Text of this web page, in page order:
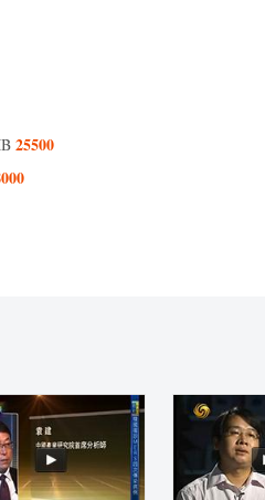
25500
国锂电池激光点焊机行业发展政策环
锂电池激光点焊机行业相关执行规范
锂电池激光点焊机行业发展相关政
锂电池激光点焊机竞争格局调查
中国锂电池激光点焊机进出口市场调查
节 中国锂电池激光点焊机行业进出口
2020-2024年中国锂电池激光点焊机